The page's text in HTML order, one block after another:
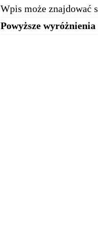
Wpis może znajdować
Powyższe